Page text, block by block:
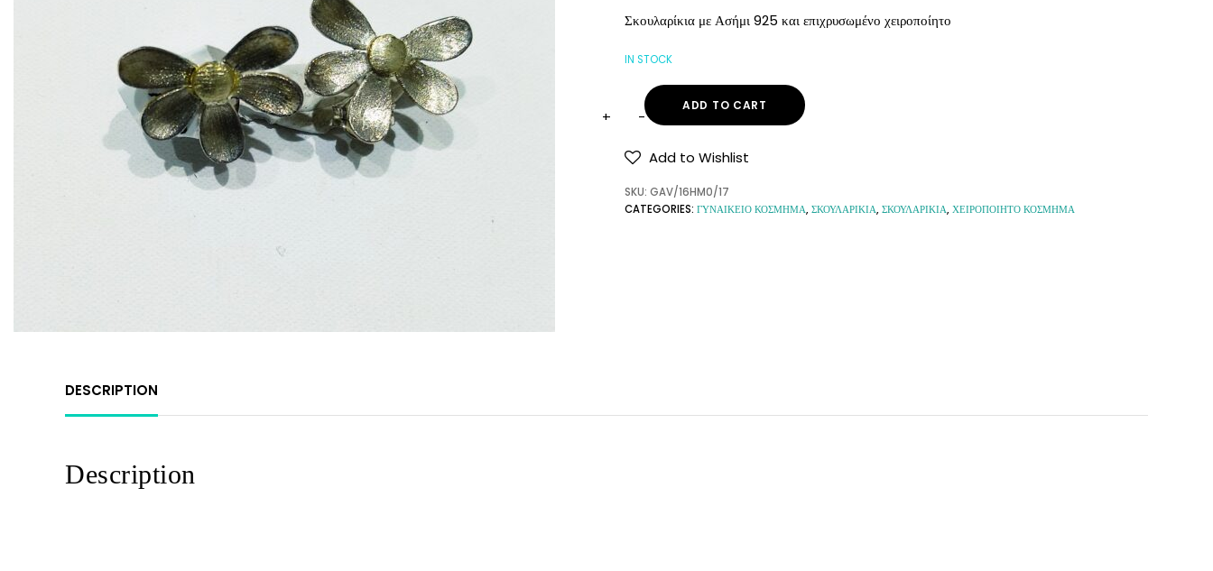
Σκουλαρίκια με Ασήμι 925 και επιχρυσωμένο χειροποίητο
IN STOCK
ADD TO CART
Add to Wishlist
SKU: GAV/16HM0/17
CATEGORIES: ΓΥΝΑΙΚΕΙΟ ΚΟΣΜΗΜΑ,ΣΚΟΥΛΑΡΙΚΙΑ,ΣΚΟΥΛΑΡΙΚΙΑ,ΧΕΙΡΟΠΟΙΗΤΟ ΚΟΣΜΗΜΑ
DESCRIPTION
Description